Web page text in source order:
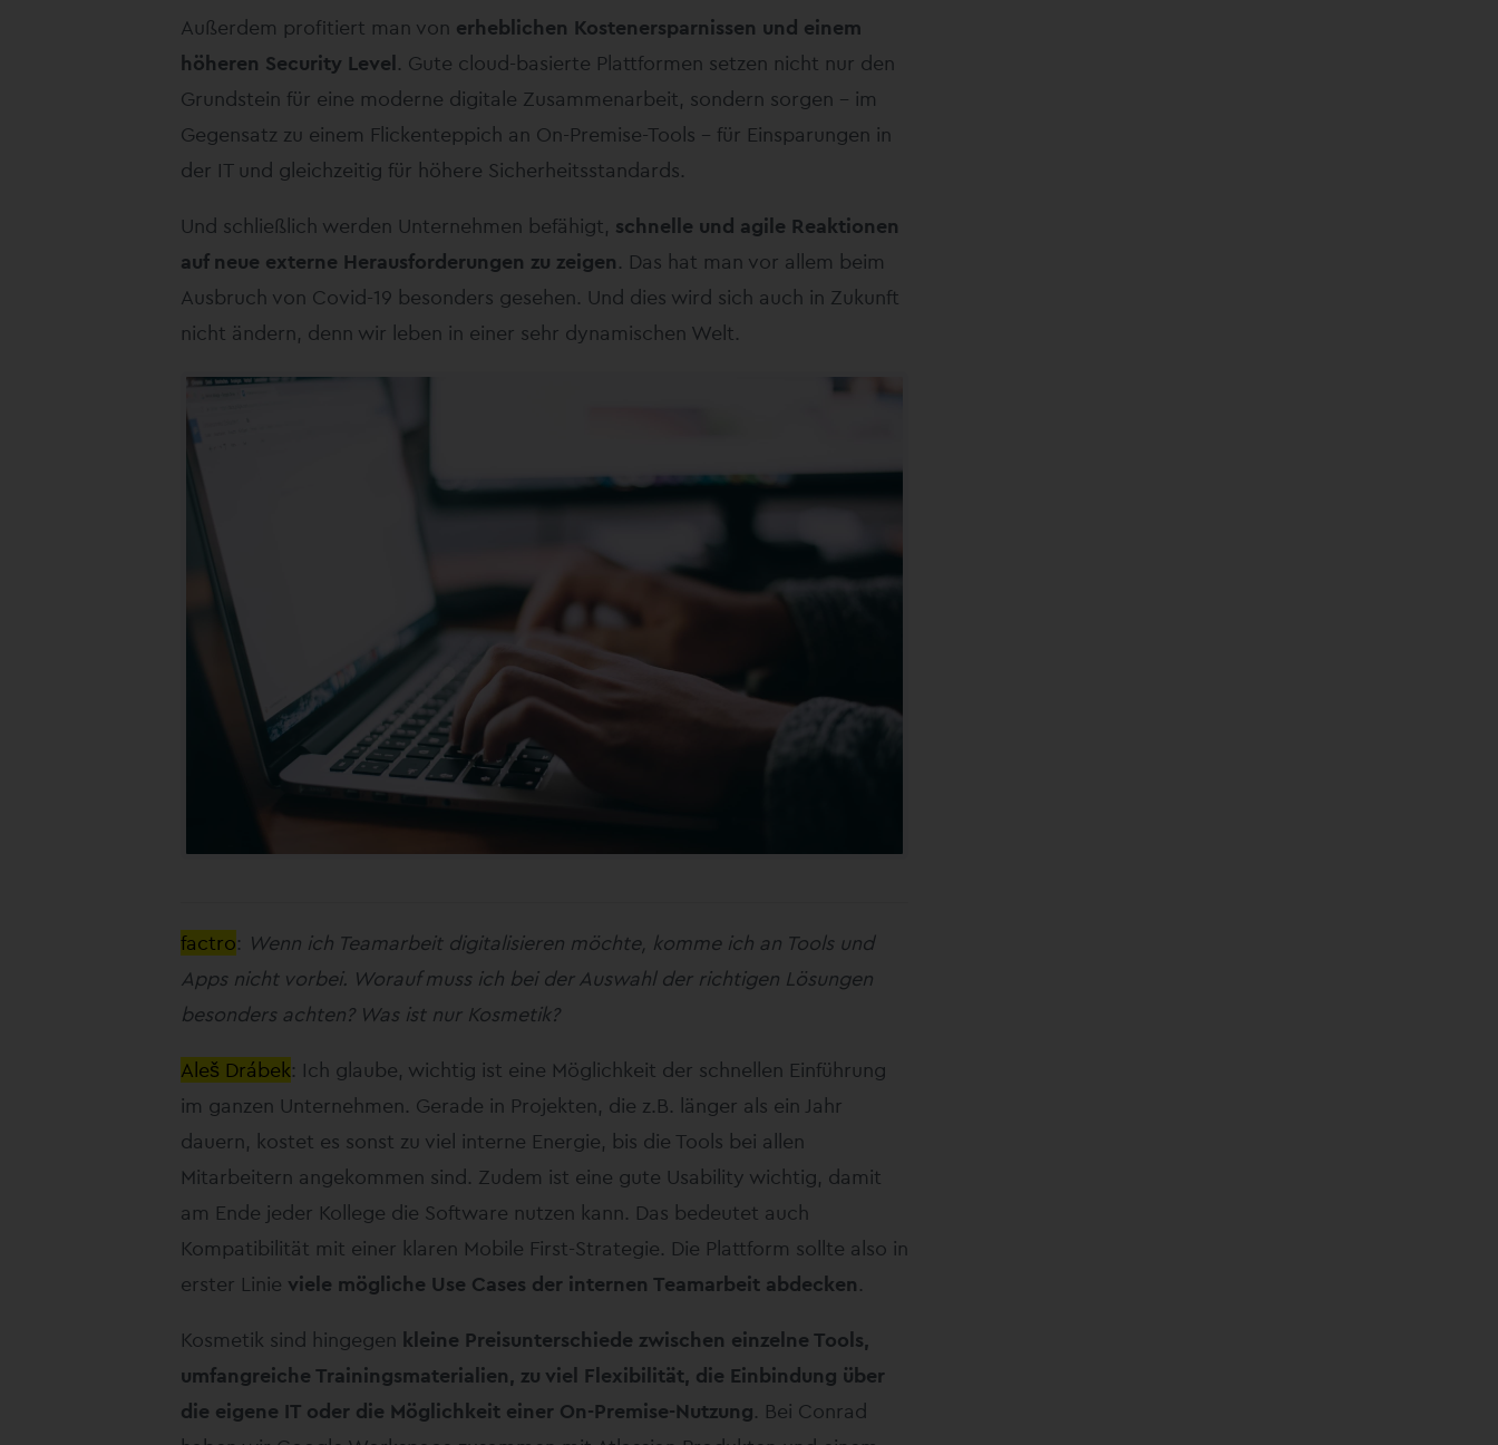
Außerdem profitiert man von erheblichen Kostenersparnissen und einem
höheren Security Level. Gute cloud-basierte Plattformen setzen nicht nur den
Grundstein für eine moderne digitale Zusammenarbeit, sondern sorgen – im
Gegensatz zu einem Flickenteppich an On-Premise-Tools – für Einsparungen in
der IT und gleichzeitig für höhere Sicherheitsstandards.
Und schließlich werden Unternehmen befähigt, schnelle und agile Reaktionen
auf neue externe Herausforderungen zu zeigen. Das hat man vor allem beim
Ausbruch von Covid-19 besonders gesehen. Und dies wird sich auch in Zukunft
nicht ändern, denn wir leben in einer sehr dynamischen Welt.
factro: Wenn ich Teamarbeit digitalisieren möchte, komme ich an Tools und
Apps nicht vorbei. Worauf muss ich bei der Auswahl der richtigen Lösungen
besonders achten? Was ist nur Kosmetik?
Aleš Drábek: Ich glaube, wichtig ist eine Möglichkeit der schnellen Einführung
im ganzen Unternehmen. Gerade in Projekten, die z.B. länger als ein Jahr
dauern, kostet es sonst zu viel interne Energie, bis die Tools bei allen
Mitarbeitern angekommen sind. Zudem ist eine gute Usability wichtig, damit
am Ende jeder Kollege die Software nutzen kann. Das bedeutet auch
Kompatibilität mit einer klaren Mobile First-Strategie. Die Plattform sollte also in
erster Linie viele mögliche Use Cases der internen Teamarbeit abdecken.
Kosmetik sind hingegen kleine Preisunterschiede zwischen einzelne Tools,
umfangreiche Trainingsmaterialien, zu viel Flexibilität, die Einbindung über
die eigene IT oder die Möglichkeit einer On-Premise-Nutzung. Bei Conrad